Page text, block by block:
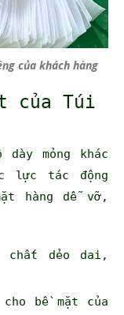
của khách hàng
của Túi
dày mỏng khác
lực tác động
hàng dễ vỡ,
chất dẻo dai,
bề mặt của